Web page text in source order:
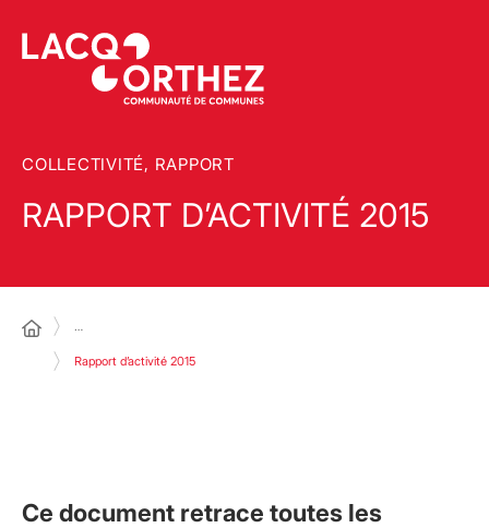
COLLECTIVITÉ, RAPPORT
RAPPORT D’ACTIVITÉ 2015
…
Rapport d’activité 2015
Ce document retrace toutes les